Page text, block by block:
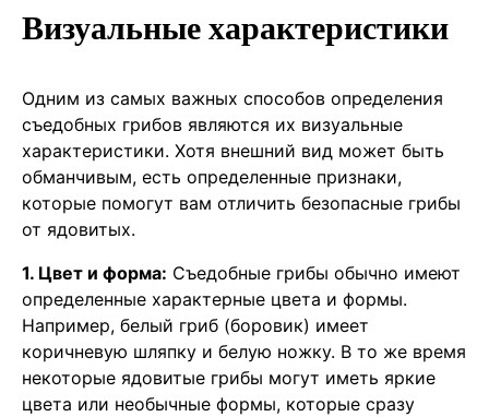
Визуальные характеристики
Одним из самых важных способов определения
съедобных грибов являются их визуальные
характеристики. Хотя внешний вид может быть
обманчивым, есть определенные признаки,
которые помогут вам отличить безопасные грибы
от ядовитых.
1. Цвет и форма: Съедобные грибы обычно имеют
определенные характерные цвета и формы.
Например, белый гриб (боровик) имеет
коричневую шляпку и белую ножку. В то же время
некоторые ядовитые грибы могут иметь яркие
цвета или необычные формы, которые сразу